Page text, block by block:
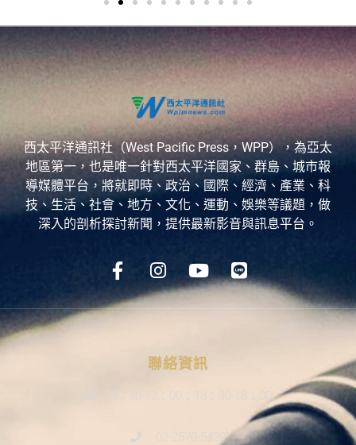
西太平洋通訊社（West Pacific Press，WPP），為亞太
地區第一，也是唯一針對西太平洋國家、群島、城市報
導媒體平台，將就即時、政治、國際、經濟、產業、科
技、生活、社會、地方、文化、運動、娛樂等議題，做
深入的剖析探討新聞，提供最新影音與訊息平台。
聯絡資訊
9：30-12：00；13：30-18：00
02-2570-5439